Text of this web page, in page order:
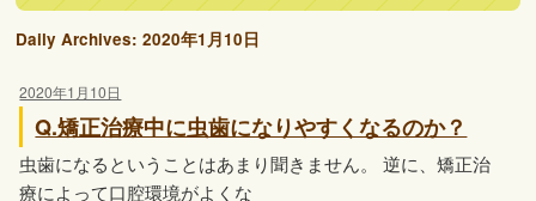
Daily Archives:2020年1月10日
2020年1月10日
Q.矯正治療中に虫歯になりやすくなるのか？
虫歯になるということはあまり聞きません。 逆に、矯正治
療によって口腔環境がよくな